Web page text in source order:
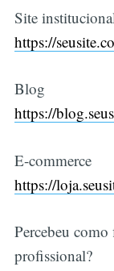
Site
https://
Blog
https://
E-commerce
https://
Percebeu
profissional?